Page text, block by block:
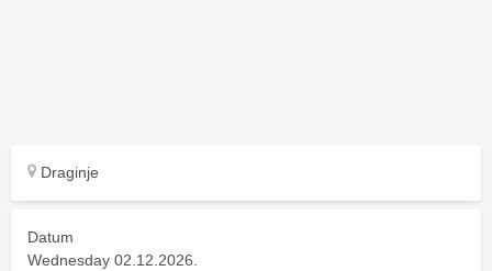
Draginje
Datum
Wednesday 02.12.2026.